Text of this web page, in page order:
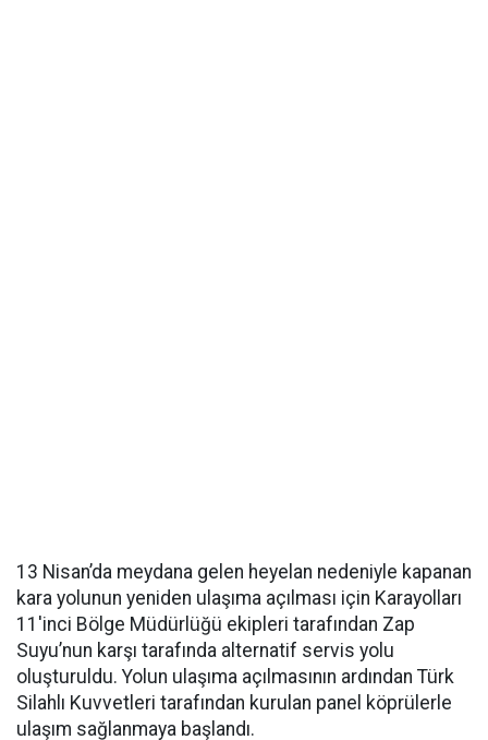
13 Nisan’da meydana gelen heyelan nedeniyle kapanan
kara yolunun yeniden ulaşıma açılması için Karayolları
11'inci Bölge Müdürlüğü ekipleri tarafından Zap
Suyu’nun karşı tarafında alternatif servis yolu
oluşturuldu. Yolun ulaşıma açılmasının ardından Türk
Silahlı Kuvvetleri tarafından kurulan panel köprülerle
ulaşım sağlanmaya başlandı.